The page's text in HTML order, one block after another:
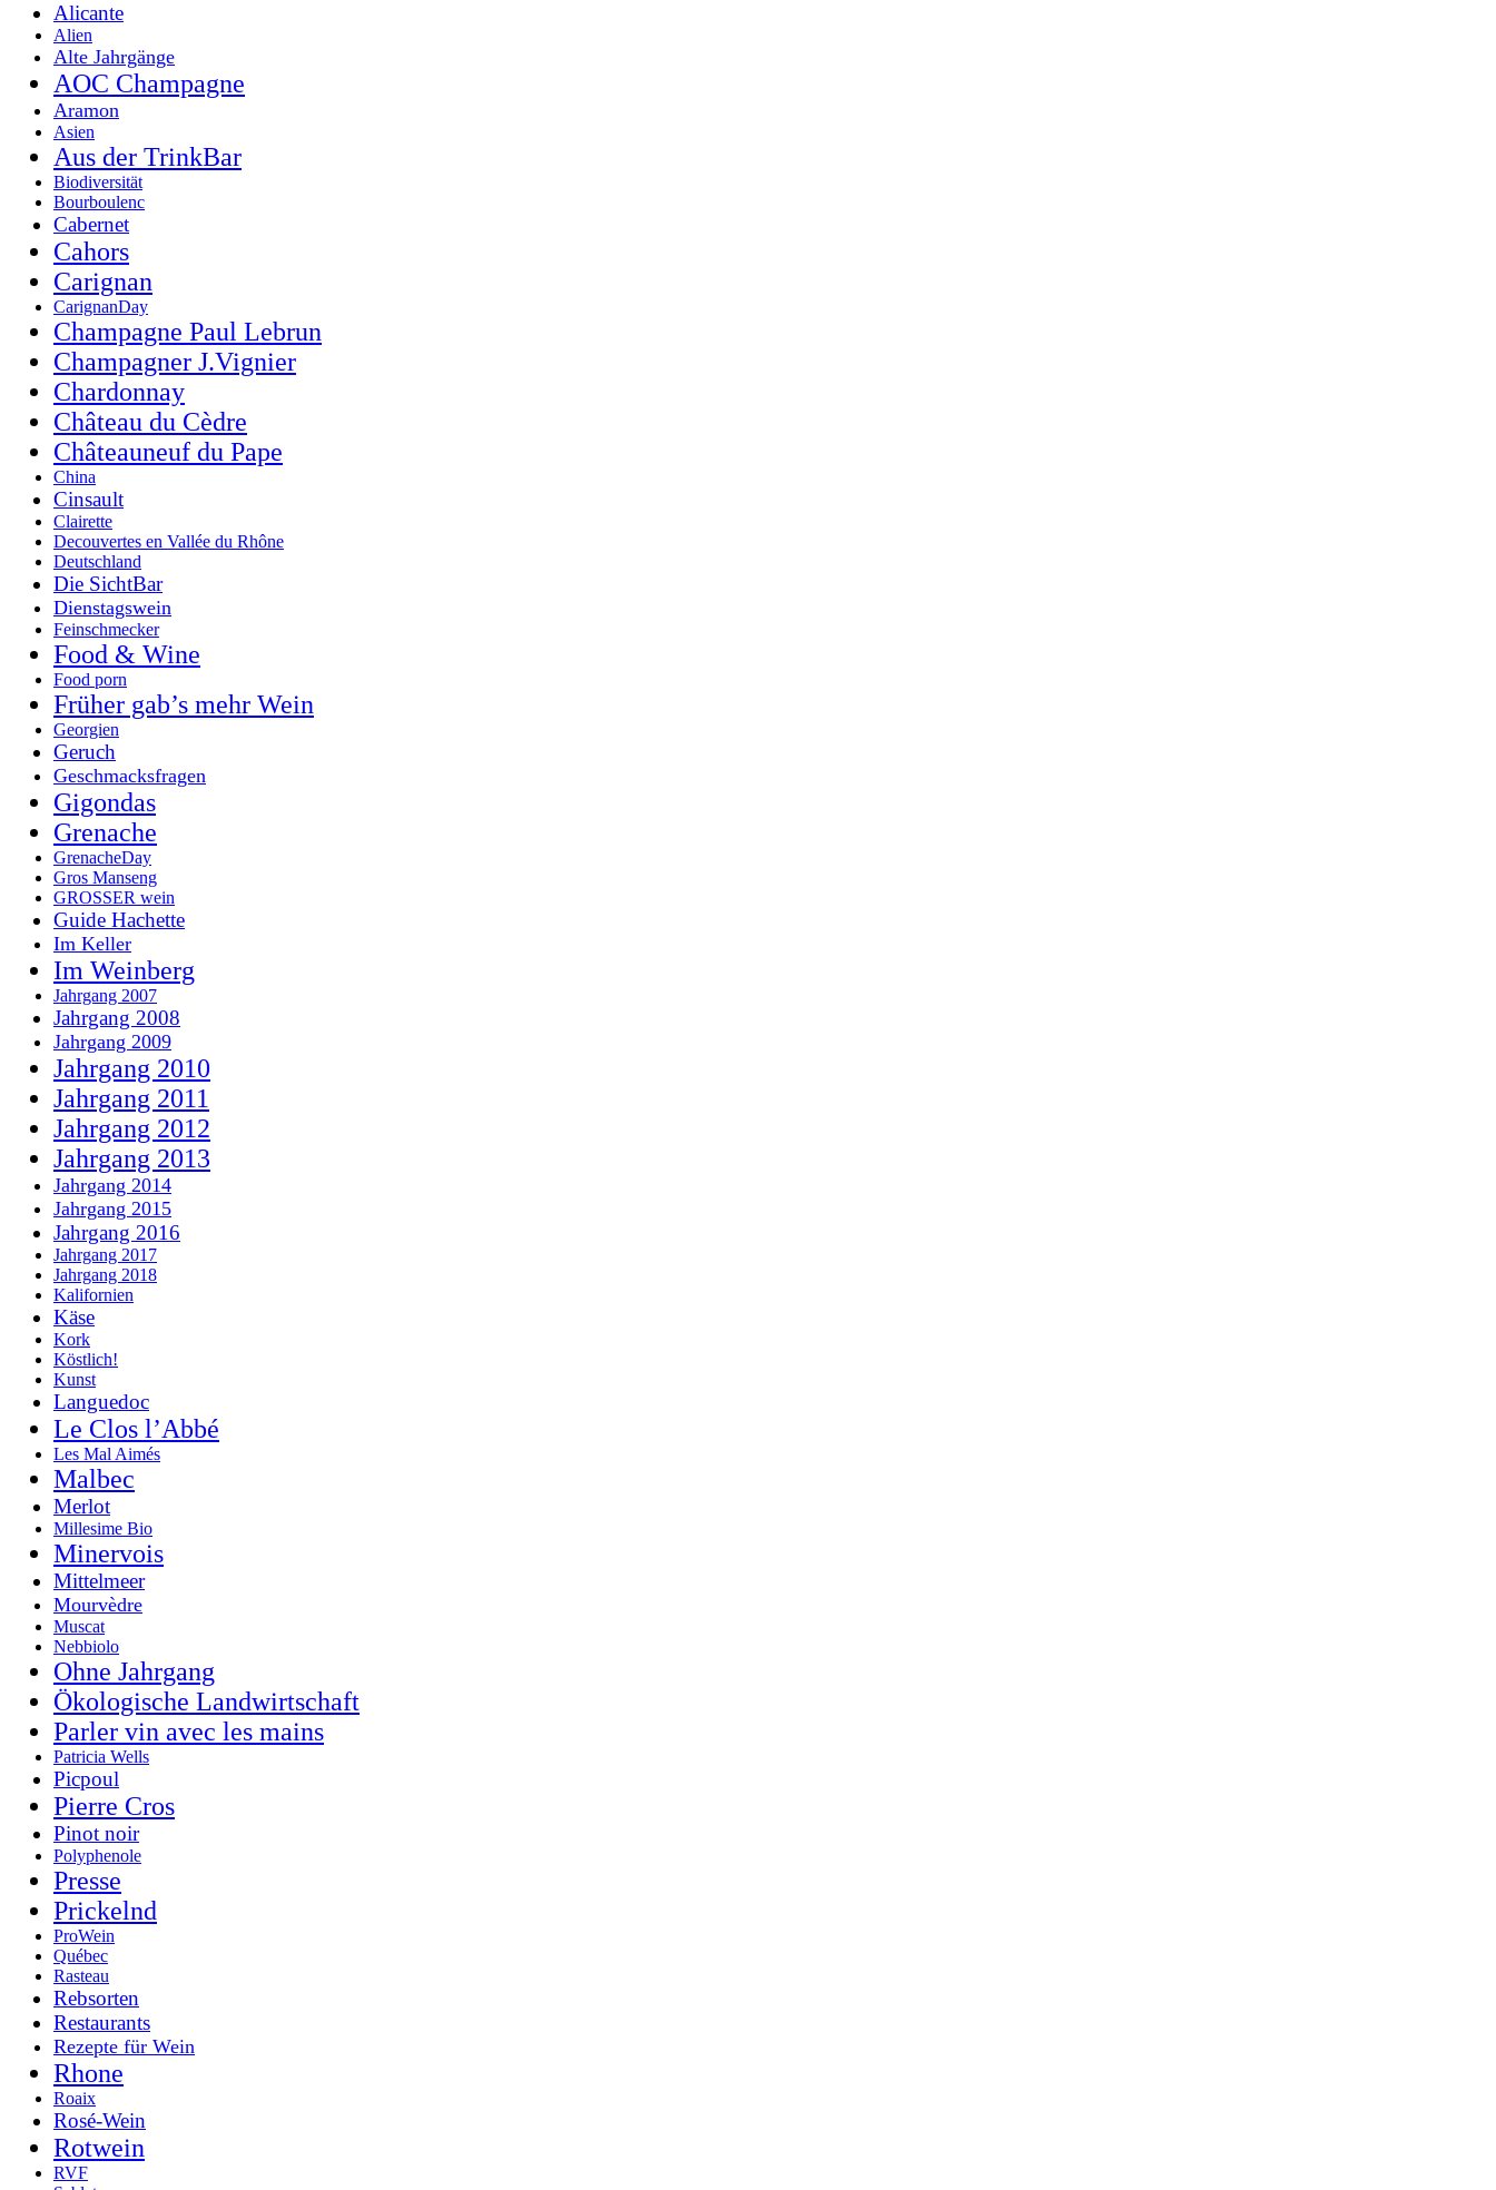
Alicante
Alien
Alte Jahrgänge
AOC Champagne
Aramon
Asien
Aus der TrinkBar
Biodiversität
Bourboulenc
Cabernet
Cahors
Carignan
CarignanDay
Champagne Paul Lebrun
Champagner J.Vignier
Chardonnay
Château du Cèdre
Châteauneuf du Pape
China
Cinsault
Clairette
Decouvertes en Vallée du Rhône
Deutschland
Die SichtBar
Dienstagswein
Feinschmecker
Food & Wine
Food porn
Früher gab’s mehr Wein
Georgien
Geruch
Geschmacksfragen
Gigondas
Grenache
GrenacheDay
Gros Manseng
GROSSER wein
Guide Hachette
Im Keller
Im Weinberg
Jahrgang 2007
Jahrgang 2008
Jahrgang 2009
Jahrgang 2010
Jahrgang 2011
Jahrgang 2012
Jahrgang 2013
Jahrgang 2014
Jahrgang 2015
Jahrgang 2016
Jahrgang 2017
Jahrgang 2018
Kalifornien
Käse
Kork
Köstlich!
Kunst
Languedoc
Le Clos l’Abbé
Les Mal Aimés
Malbec
Merlot
Millesime Bio
Minervois
Mittelmeer
Mourvèdre
Muscat
Nebbiolo
Ohne Jahrgang
Ökologische Landwirtschaft
Parler vin avec les mains
Patricia Wells
Picpoul
Pierre Cros
Pinot noir
Polyphenole
Presse
Prickelnd
ProWein
Québec
Rasteau
Rebsorten
Restaurants
Rezepte für Wein
Rhone
Roaix
Rosé-Wein
Rotwein
RVF